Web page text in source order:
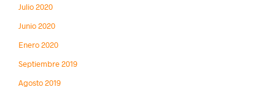
Julio 2020
Junio 2020
Enero 2020
Septiembre 2019
Agosto 2019